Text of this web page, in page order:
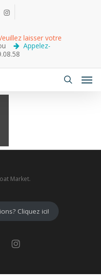
laisser votre
Appelez-
Market.
Cliquez ici!